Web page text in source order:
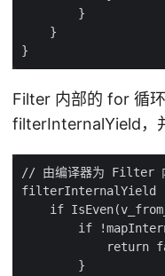
Filter 内部的 for 循
filterInternalYield，